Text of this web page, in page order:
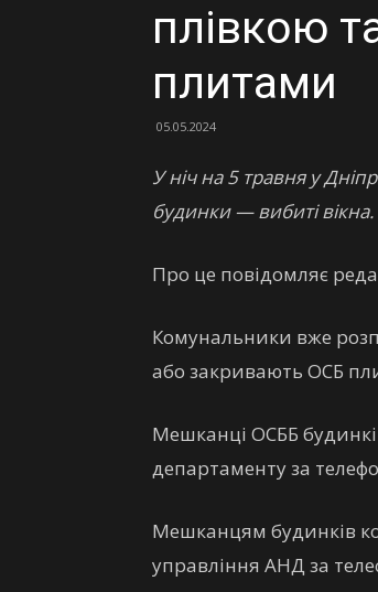
плівкою
плитами
05.05.2024
У ніч на 5 травня у
будинки — вибиті
Про це повідомляє
Комунальники вже
або закривають ОСБ
Мешканці ОСББ
департаменту за
Мешканцям будинків
управління АНД за